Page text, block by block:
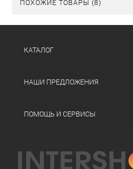
ПОХОЖИЕ ТОВАРЫ (8)
КАТАЛОГ
НАШИ ПРЕДЛОЖЕНИЯ
ПОМОЩЬ И СЕРВИСЫ